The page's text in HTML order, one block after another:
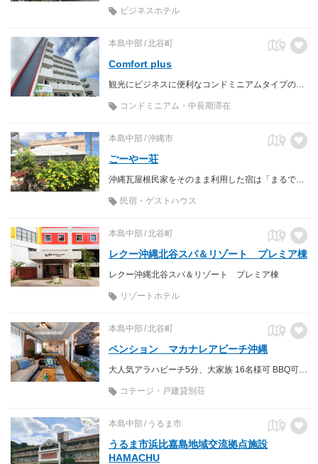
ビジネスホテル
本島中部 北谷町
Comfort plus
観光にビジネスに便利なコンドミニアムタイプのホテルです
コンドミニアム・中長期滞在
本島中部 沖縄市
ごーやー荘
沖縄瓦屋根民家をそのまま利用した宿は「まるでオバァの家に来たみたい」。
民宿・ゲストハウス
本島中部 北谷町
レクー沖縄北谷スパ＆リゾート プレミア棟
レクー沖縄北谷スパ＆リゾート プレミア棟
リゾートホテル
本島中部 北谷町
ペンション マカナレアビーチ沖縄
大人気アラハビーチ5分、大家族 16名様可 BBQ可 高級別荘 コロナ対策抗菌施工
コテージ・戸建貸別荘
本島中部 うるま市
うるま市浜比嘉島地域交流拠点施設
HAMACHU